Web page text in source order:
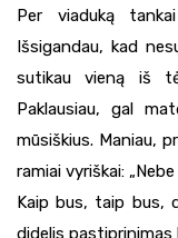
Per viaduką
Išsigandau, kad
sutikau vieną iš
Paklausiau, gal
mūsiškius. Maniau,
ramiai vyriškai:
Kaip bus, taip bus,
didelis pastiprinimas